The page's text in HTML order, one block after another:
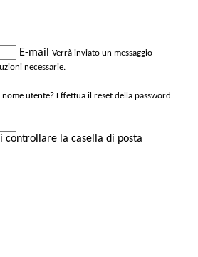
E-mail Verrà inviato un messaggio
necessarie.
utente? Effettua il reset della password
controllare la casella di posta